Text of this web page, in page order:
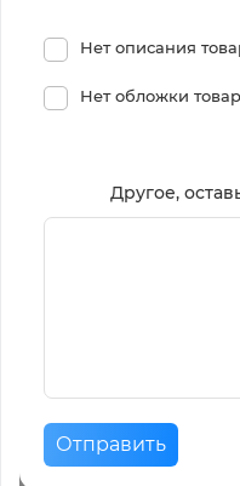
Нет описания
Нет обложки
Другое,
Отправить